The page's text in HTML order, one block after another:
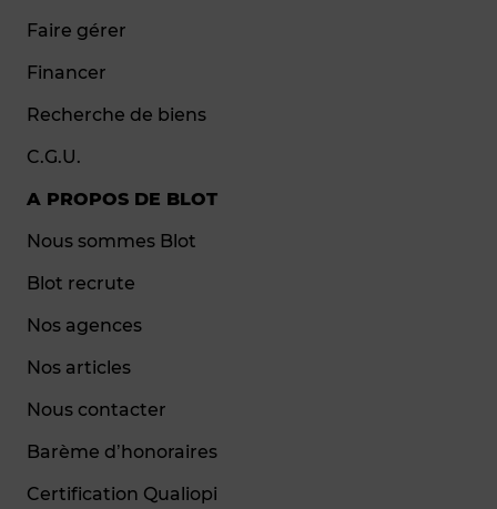
Faire gérer
Financer
Recherche de biens
C.G.U.
A PROPOS DE BLOT
Nous sommes Blot
Blot recrute
Nos agences
Nos articles
Nous contacter
Barème d’honoraires
Certification Qualiopi